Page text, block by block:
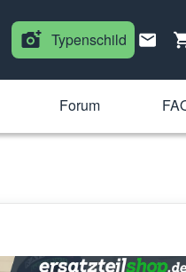
Typenschild
Forum